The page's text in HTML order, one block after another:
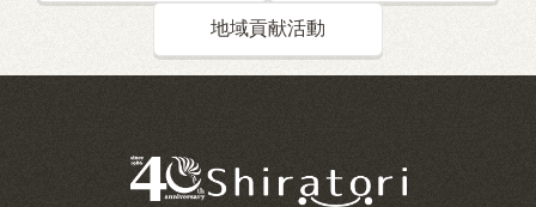
地域貢献活動